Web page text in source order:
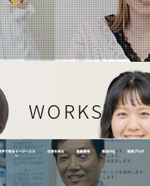
WORKS